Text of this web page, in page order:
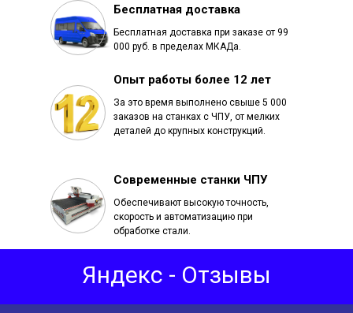
Опыт работы более 12 лет
За это время выполнено свыше 5 000
заказов на станках с ЧПУ, от мелких
деталей до крупных конструкций.
Современные станки ЧПУ
Обеспечивают высокую точность,
скорость и автоматизацию при
обработке стали.
Бесплатная доставка
Бесплатная доставка при заказе от 99
000 руб. в пределах МКАДа.
Яндекс - Отзывы